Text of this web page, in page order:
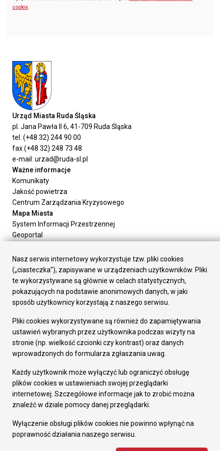
cookie
Urząd Miasta Ruda Śląska
pl. Jana Pawła II 6, 41-709 Ruda Śląska
tel. (+48 32) 244 90 00
fax (+48 32) 248 73 48
e-mail: urzad@ruda-sl.pl
Ważne informacje
Komunikaty
Jakość powietrza
Centrum Zarządzania Kryzysowego
Mapa Miasta
System Informacji Przestrzennej
Geoportal
Załatw sprawę
Prezydent Miasta
Rada Miasta
Wydziały
Elektroniczna Skrzynka Podawcza
Gospodarka
Fundusze europejskie
Środki krajowe
Oferty inwestycyjne
Pozostałe
Deklaracja dostępności
Dane osobowe
Dodaj opinię o witrynie
Nasz serwis internetowy wykorzystuje tzw. pliki cookies
(„ciasteczka”), zapisywane w urządzeniach użytkowników. Pliki
te wykorzystywane są głównie w celach statystycznych,
pokazujących na podstawie anonimowych danych, w jaki
sposób użytkownicy korzystają z naszego serwisu.
Pliki cookies wykorzystywane są również do zapamiętywania
ustawień wybranych przez użytkownika podczas wizyty na
stronie (np. wielkość czcionki czy kontrast) oraz danych
wprowadzonych do formularza zgłaszania uwag.
Każdy użytkownik może wyłączyć lub ograniczyć obsługę
plików cookies w ustawieniach swojej przeglądarki
internetowej. Szczegółowe informacje jak to zrobić można
znaleźć w dziale pomocy danej przeglądarki.
Wyłączenie obsługi plików cookies nie powinno wpłynąć na
poprawność działania naszego serwisu.